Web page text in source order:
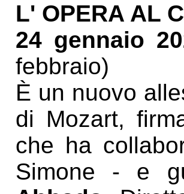
L' OPERA AL
24 gennaio
febbraio)
È un nuovo
di Mozart,
che ha
Simone - e